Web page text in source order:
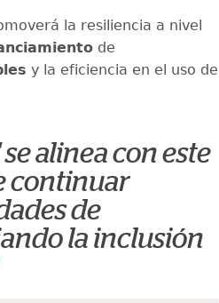
la resiliencia a nivel
de
y la eficiencia en el uso de
alinea con este
continuar
de
la inclusión